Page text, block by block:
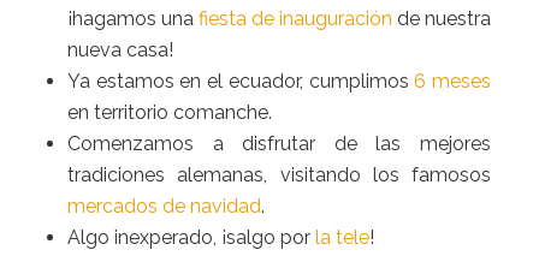
¡hagamos una fiesta de inauguración de nuestra
nueva casa!
Ya estamos en el ecuador, cumplimos6 meses
en territorio comanche.
Comenzamos a disfrutar de las mejores
tradiciones alemanas, visitando los famosos
mercados de navidad.
Algo inexperado, ¡salgo por la tele!